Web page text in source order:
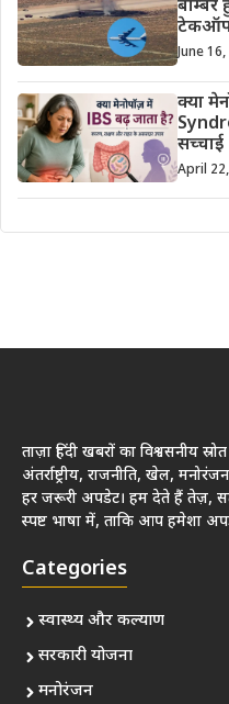
बॉम्बर
टेकऑफ
June
क्या
सच्चाई
April
ताज़ा हिंदी खबरों का विश्वसनीय
अंतर्राष्ट्रीय, राजनीति, खेल,
हर जरूरी अपडेट। हम देते हैं तेज़,
स्पष्ट भाषा में, ताकि आप हमेशा
Categories
स्वास्थ्य और कल्याण
सरकारी योजना
मनोरंजन